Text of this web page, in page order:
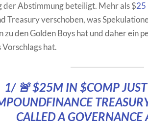
der Abstimmung beteiligt. Mehr als $25
Treasury verschoben, was
zu den Golden Boys hat und daher ein
hat.
1/ 🚨 $25M IN$COMP
CALLED A GOVERNANCE